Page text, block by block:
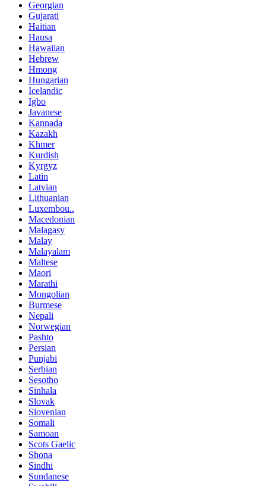
Georgian
Gujarati
Haitian
Hausa
Hawaiian
Hebrew
Hmong
Hungarian
Icelandic
Igbo
Javanese
Kannada
Kazakh
Khmer
Kurdish
Kyrgyz
Latin
Latvian
Lithuanian
Luxembou..
Macedonian
Malagasy
Malay
Malayalam
Maltese
Maori
Marathi
Mongolian
Burmese
Nepali
Norwegian
Pashto
Persian
Punjabi
Serbian
Sesotho
Sinhala
Slovak
Slovenian
Somali
Samoan
Scots Gaelic
Shona
Sindhi
Sundanese